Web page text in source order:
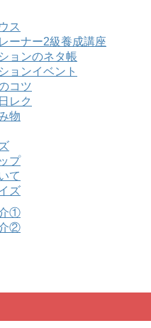
ス
ーナー2級養成講座
ョンのネタ帳
ョンイベント
コツ
レク
物
プ
て
ズ
①
②